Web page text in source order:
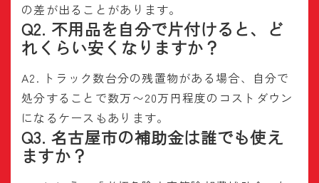
の差が出ることがあります。
Q2. 不用品を自分で片付けると、ど
れくらい安くなりますか？
A2. トラック数台分の残置物がある場合、自分で
処分することで数万〜20万円程度のコストダウン
になるケースもあります。
Q3. 名古屋市の補助金は誰でも使え
ますか？